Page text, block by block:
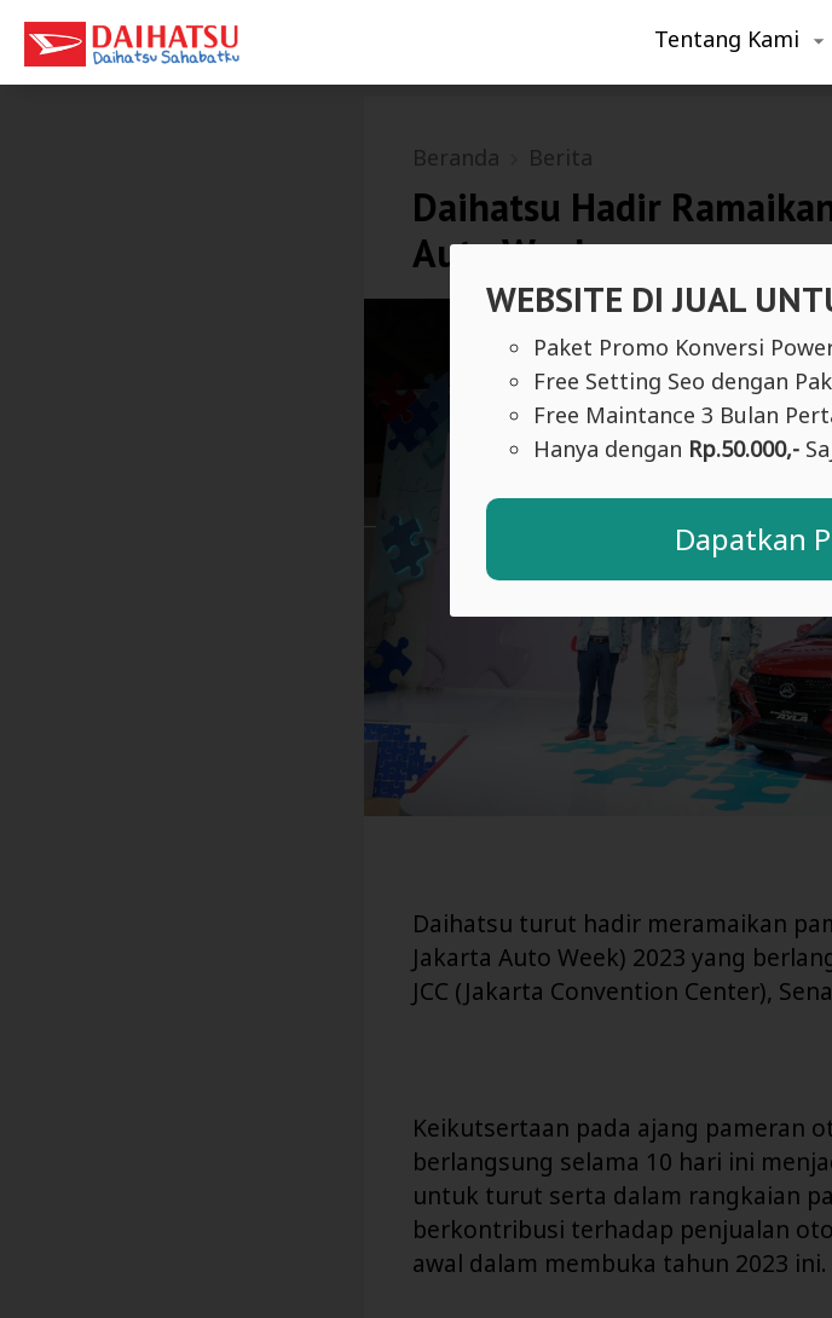
WEBSITE DI JUAL
Paket Promo Konversi
Free Setting Seo dengan
Free Maintance 3 Bulan
Hanya dengan Rp.50.000,-
Dapatkan
Tentang Kami
Beranda Berita
Daihatsu Hadir
Auto Week
Daihatsu turut hadir meramaikan
Jakarta Auto Week) 2023 yang
JCC (Jakarta Convention Center),
Keikutsertaan pada ajang pameran
berlangsung selama 10 hari ini
untuk turut serta dalam rangkaian
berkontribusi terhadap penjualan
awal dalam membuka tahun 2023 ini.